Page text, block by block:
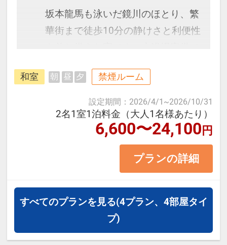
坂本龍馬も泳いだ鏡川のほとり、繁
華街まで徒歩10分の静けさと利便性
＜お部屋タイプ＞ 街側禁煙和室
8～10畳 バス・トイレ付 1～5名様
寝」について】
・幼児施設使用料（0～5歳）：無料
※添い寝のお子様がいらっしゃる場
和室 朝 昼 夕 禁煙ルーム
設定期間 ： 2026/4/1 ~2026/10/31
2名1室1泊料金（大人1名様あたり）
6,600〜24,100円
プランの詳細
すべてのプランを見る(4プラン、4部屋タイ
プ)